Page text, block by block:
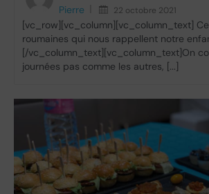
Pierre 22 octobre 2021
[vc_row][vc_column][vc_column_text]
roumaines qui nous rappellent notre
[/vc_column_text][vc_column_text]On
journées pas comme les autres, [...]